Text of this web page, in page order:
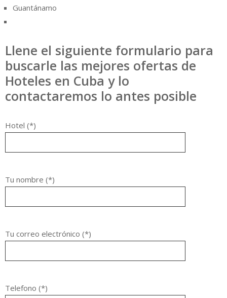
Guantánamo
Llene el siguiente formulario para
buscarle las mejores ofertas de
Hoteles en Cuba y lo
contactaremos lo antes posible
Hotel (*)
Tu nombre (*)
Tu correo electrónico (*)
Telefono (*)